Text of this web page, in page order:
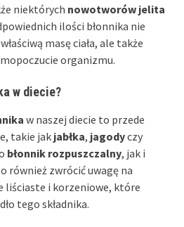
niektórych nowotworów jelita
ilości błonnika nie
masę ciała, ale także
organizmu.
w diecie?
w naszej diecie to przede
takie jak jabłka, jagodyczy
błonnik rozpuszczalny, jak i
również zwrócić uwagę na
liściaste i korzeniowe, które
tego składnika.